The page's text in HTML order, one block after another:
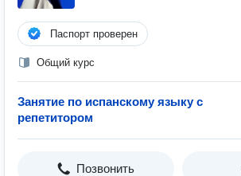
Паспорт проверен
Общий курс
Занятие по испанскому языку с
репетитором
Позвонить